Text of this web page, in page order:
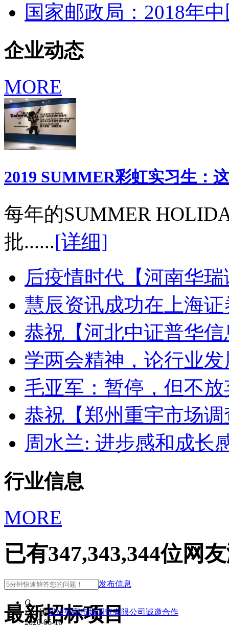
国家邮政局：2018年
企业动态
MORE
2019 SUMMER彩虹实习生：
每年的SUMMER
批......[详细]
后疫情时代【河南华
慧辰资讯成功在上海
恭祝【河北中证普华
学两会精神，论行业
毛亚军：暂停，但不
恭祝【郑州重宇市场
周水兰: 进步感和成长
行业信息
MORE
已有347,343,344位网
发布信息
Q
zzzy说郑州重宇市场调查有限公司诚邀合作
2020-06-16
最新招标项目